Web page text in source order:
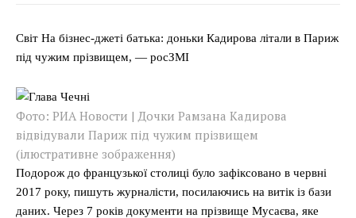
Світ На бізнес-джеті батька: доньки Кадирова літали в Париж
під чужим прізвищем, — росЗМІ
Фото: РИА Новости | Дочки Рамзана Кадирова
відвідували Париж під чужим прізвищем
(ілюстративне зображення)
Подорож до французької столиці було зафіксовано в червні
2017 року, пишуть журналісти, посилаючись на витік із бази
даних. Через 7 років документи на прізвище Мусаєва, яке